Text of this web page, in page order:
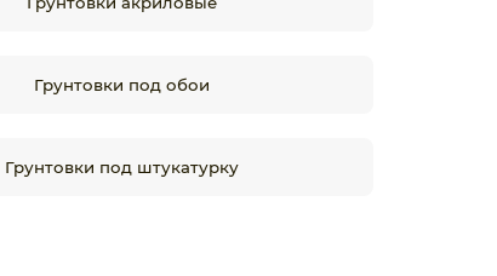
Грунтовки под обои
Грунтовки под штукатурку